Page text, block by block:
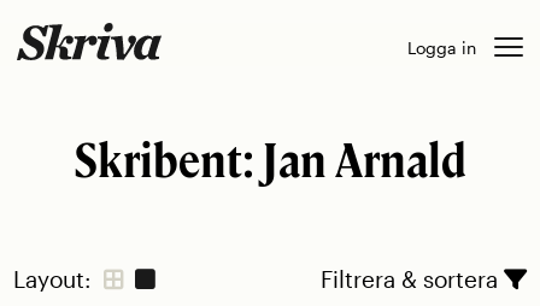
to
Logga in
Skribent:Jan Arnald
Layout: Filtrera & sortera